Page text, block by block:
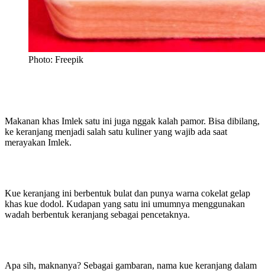
Photo: Freepik
Makanan khas Imlek satu ini juga nggak kalah pamor. Bisa dibilang,
ke keranjang menjadi salah satu kuliner yang wajib ada saat
merayakan Imlek.
Kue keranjang ini berbentuk bulat dan punya warna cokelat gelap
khas kue dodol. Kudapan yang satu ini umumnya menggunakan
wadah berbentuk keranjang sebagai pencetaknya.
Apa sih, maknanya? Sebagai gambaran, nama kue keranjang dalam